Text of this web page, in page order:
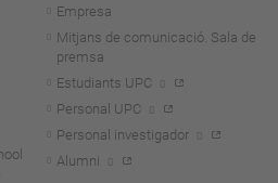
Empresa
Mitjans de comunicació. Sala de
premsa
Estudiants UPC
Personal UPC
Personal investigador
Alumni